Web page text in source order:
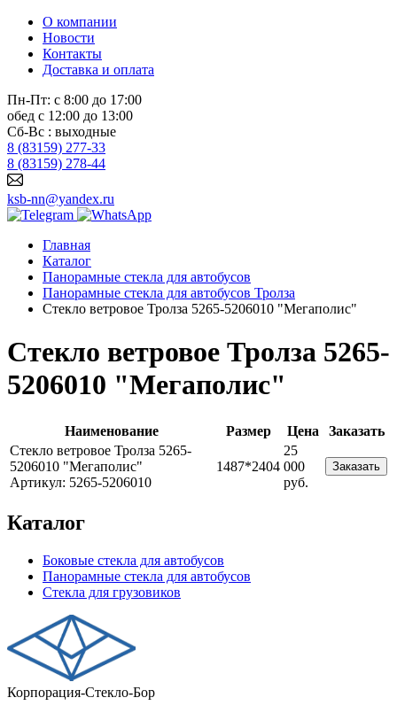
О компании
Новости
Контакты
Доставка и оплата
Пн-Пт: с 8:00 до 17:00
обед с 12:00 до 13:00
Сб-Вс : выходные
8 (83159) 277-33
8 (83159) 278-44
ksb-nn@yandex.ru
Главная
Каталог
Панорамные стекла для автобусов
Панорамные стекла для автобусов Тролза
Стекло ветровое Тролза 5265-5206010 "Мегаполис"
Стекло ветровое Тролза 5265-
5206010 "Мегаполис"
Наименование Размер Цена
Заказать
Стекло ветровое Тролза 5265-
5206010 "Мегаполис"
Артикул: 5265-5206010
1487*2404
25
000
руб.
Заказать
Каталог
Боковые стекла для автобусов
Панорамные стекла для автобусов
Стекла для грузовиков
Корпорация-Стекло-Бор